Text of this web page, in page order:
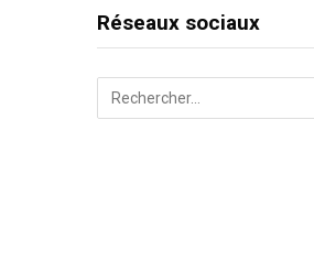
Réseaux sociaux